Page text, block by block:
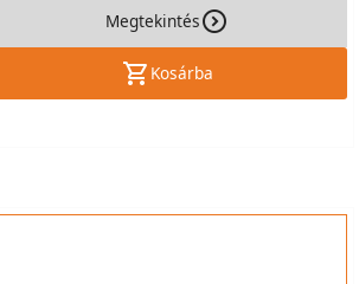
Megtekintés
Kosárba